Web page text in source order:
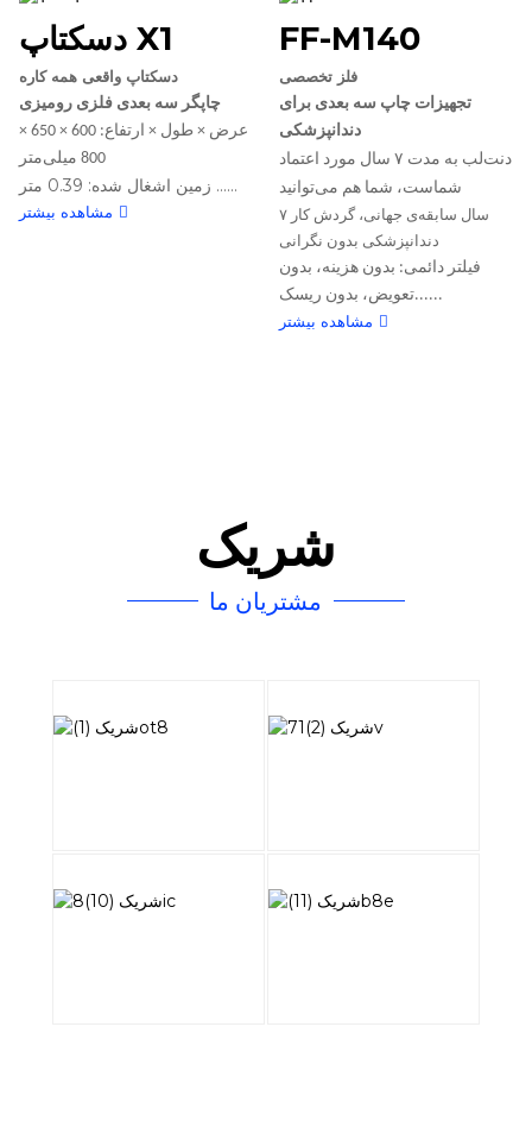
دسکتاپ X1
دسکتاپ واقعی همه کاره
چاپگر سه بعدی فلزی رومیزی
عرض × طول × ارتفاع: 600 × 650 ×
800 میلی‌متر
زمین اشغال شده: 0.39 متر ......
مشاهده بیشتر
FF-M140
فلز تخصصی
تجهیزات چاپ سه بعدی برای
دندانپزشکی
دنت‌لب به مدت ۷ سال مورد اعتماد
شماست، شما هم می‌توانید
۷ سال سابقه‌ی جهانی، گردش کار
دندانپزشکی بدون نگرانی
فیلتر دائمی: بدون هزینه، بدون
تعویض، بدون ریسک......
مشاهده بیشتر
شریک
مشتریان ما